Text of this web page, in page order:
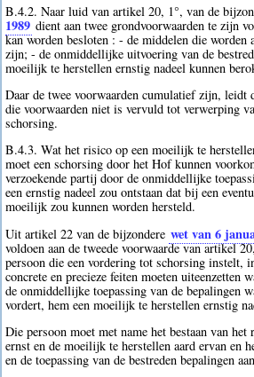
B.4.2. Naar luid van artikel 20, 1°, van de
1989 dient aan twee grondvoorwaarden te zijn
kan worden besloten : - de middelen die worden
zijn; - de onmiddellijke uitvoering van de
moeilijk te herstellen ernstig nadeel kunnen
Daar de twee voorwaarden cumulatief zijn, leidt
die voorwaarden niet is vervuld tot verwerping
schorsing.
B.4.3. Wat het risico op een moeilijk te
moet een schorsing door het Hof kunnen
verzoekende partij door de onmiddellijke
een ernstig nadeel zou ontstaan dat bij een
moeilijk zou kunnen worden hersteld.
Uit artikel 22 van de bijzondere wet van 6
voldoen aan de tweede voorwaarde van artikel
persoon die een vordering tot schorsing instelt,
concrete en precieze feiten moeten uiteenzetten
de onmiddellijke toepassing van de bepalingen
vordert, hem een moeilijk te herstellen ernstig
Die persoon moet met name het bestaan van het
ernst en de moeilijk te herstellen aard ervan en
en de toepassing van de bestreden bepalingen